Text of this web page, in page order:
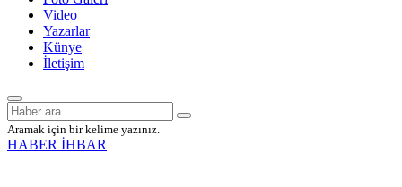
Video
Yazarlar
Künye
İletişim
Aramak için bir kelime yazınız.
HABER İHBAR